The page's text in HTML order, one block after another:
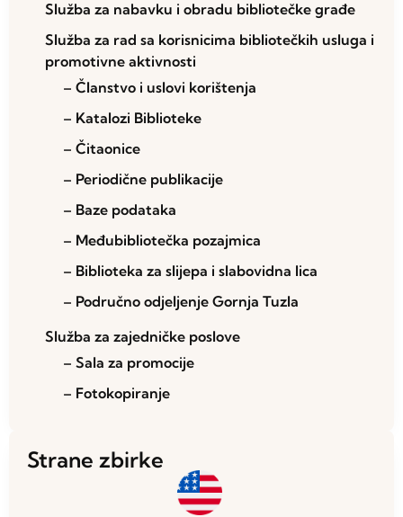
Služba za nabavku i obradu bibliotečke građe
Služba za rad sa korisnicima bibliotečkih usluga i
promotivne aktivnosti
– Članstvo i uslovi korištenja
– Katalozi Biblioteke
– Čitaonice
– Periodične publikacije
– Baze podataka
– Međubibliotečka pozajmica
– Biblioteka za slijepa i slabovidna lica
– Područno odjeljenje Gornja Tuzla
Služba za zajedničke poslove
– Sala za promocije
– Fotokopiranje
Strane zbirke